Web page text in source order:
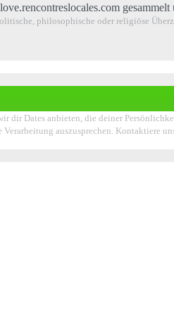
philosophische oder religiöse
Dates anbieten, die deiner
auszusprechen. Kontaktiere